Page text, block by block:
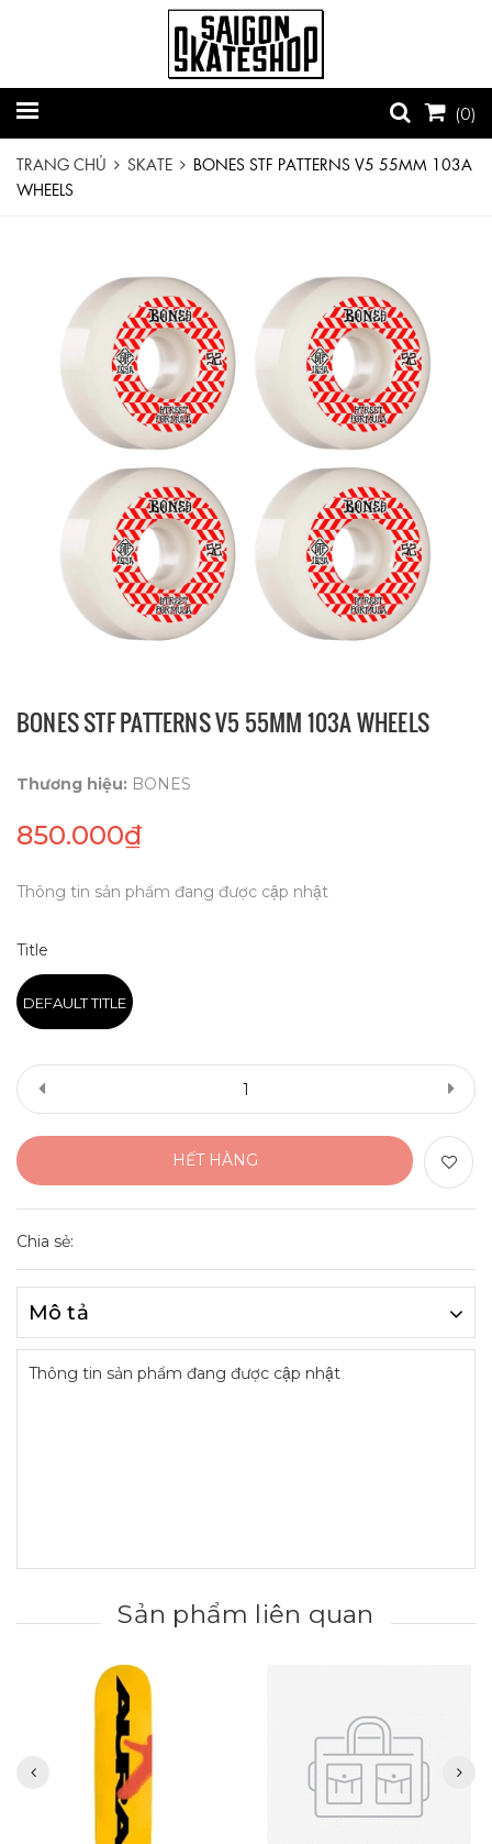
(0)
TRANG CHỦ SKATE
BONES STF PATTERNS V5 55MM 103A
WHEELS
BONES STF PATTERNS V5 55MM 103A WHEELS
Thương hiệu: BONES
850.000₫
Thông tin sản phẩm đang được cập nhật
Title
DEFAULT TITLE
HẾT HÀNG
Chia sẻ:
Mô tả
Thông tin sản phẩm đang được cập nhật
Sản phẩm liên quan